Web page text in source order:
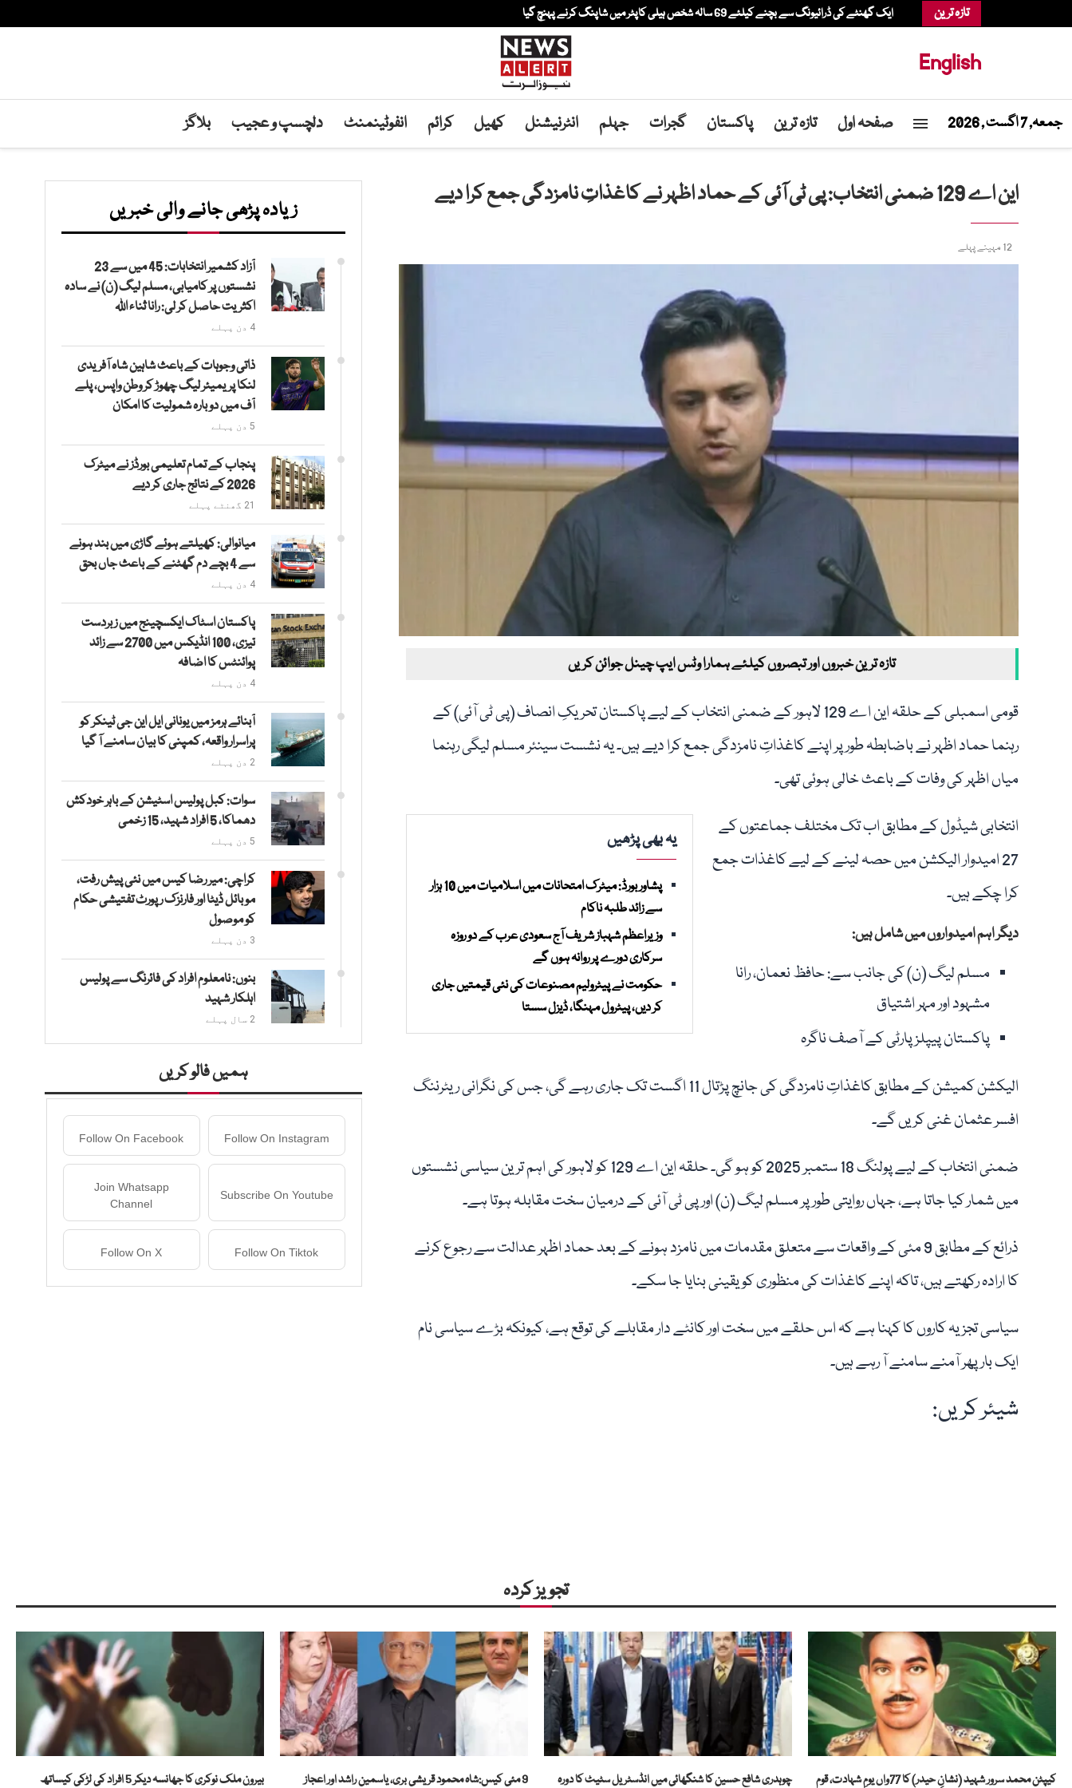
تازہ ترین ایک گھنٹے کی ڈرائیونگ سے بچنے کیلئے 69 سالہ شخص ہیلی کاپٹر میں شاپنگ کرنے پہنچ گیا
English
جمعہ, 7 اگست , 2026 صفحہ اول تازہ ترین پاکستان گجرات جہلم انٹرنیشنل کھیل کرائم انفوٹینمنٹ دلچسپ و عجیب بلاگز
این اے 129 ضمنی انتخاب: پی ٹی آئی کے حماد اظہر نے کاغذاتِ نامزدگی جمع کرا دیے
12 مہینے پہلے
تازہ ترین خبروں اور تبصروں کیلئے ہمارا وٹس ایپ چینل جوائن کریں
قومی اسمبلی کے حلقہ این اے 129 لاہور کے ضمنی انتخاب کے لیے پاکستان تحریکِ انصاف (پی ٹی آئی) کے
رہنما حماد اظہر نے باضابطہ طور پر اپنے کاغذاتِ نامزدگی جمع کرا دیے ہیں۔ یہ نشست سینئر مسلم لیگی رہنما
میاں اظہر کی وفات کے باعث خالی ہوئی تھی۔
یہ بھی پڑھیں
پشاور بورڈ: میٹرک امتحانات میں اسلامیات میں 10 ہزار
سے زائد طلبہ ناکام
وزیراعظم شہباز شریف آج سعودی عرب کے دو روزہ
سرکاری دورے پر روانہ ہوں گے
حکومت نے پیٹرولیم مصنوعات کی نئی قیمتیں جاری
کر دیں، پیٹرول مہنگا، ڈیزل سستا
انتخابی شیڈول کے مطابق اب تک مختلف جماعتوں کے
27 امیدوار الیکشن میں حصہ لینے کے لیے کاغذات جمع
کرا چکے ہیں۔
دیگر اہم امیدواروں میں شامل ہیں:
مسلم لیگ (ن) کی جانب سے: حافظ نعمان، رانا
مشہود اور مہر اشتیاق
پاکستان پیپلز پارٹی کے آصف ناگرہ
الیکشن کمیشن کے مطابق کاغذاتِ نامزدگی کی جانچ پڑتال 11 اگست تک جاری رہے گی، جس کی نگرانی ریٹرننگ
افسر عثمان غنی کریں گے۔
ضمنی انتخاب کے لیے پولنگ 18 ستمبر 2025 کو ہو گی۔ حلقہ این اے 129 کو لاہور کی اہم ترین سیاسی نشستوں
میں شمار کیا جاتا ہے، جہاں روایتی طور پر مسلم لیگ (ن) اور پی ٹی آئی کے درمیان سخت مقابلہ ہوتا ہے۔
ذرائع کے مطابق 9 مئی کے واقعات سے متعلق مقدمات میں نامزد ہونے کے بعد حماد اظہر عدالت سے رجوع کرنے
کا ارادہ رکھتے ہیں، تاکہ اپنے کاغذات کی منظوری کو یقینی بنایا جا سکے۔
سیاسی تجزیہ کاروں کا کہنا ہے کہ اس حلقے میں سخت اور کانٹے دار مقابلے کی توقع ہے، کیونکہ بڑے سیاسی نام
ایک بار پھر آمنے سامنے آ رہے ہیں۔
شیئر کریں:
زیادہ پڑھی جانے والی خبریں
آزاد کشمیر انتخابات: 45 میں سے 23
نشستوں پر کامیابی، مسلم لیگ (ن) نے سادہ
اکثریت حاصل کر لی: رانا ثناء اللہ
4 دن پہلے
ذاتی وجوہات کے باعث شاہین شاہ آفریدی
لنکا پریمیئر لیگ چھوڑ کر وطن واپس، پلے
آف میں دوبارہ شمولیت کا امکان
5 دن پہلے
پنجاب کے تمام تعلیمی بورڈز نے میٹرک
2026 کے نتائج جاری کر دیے
21 گھنٹے پہلے
میانوالی: کھیلتے ہوئے گاڑی میں بند ہونے
سے 4 بچے دم گھٹنے کے باعث جاں بحق
4 دن پہلے
پاکستان اسٹاک ایکسچینج میں زبردست
تیزی، 100 انڈیکس میں 2700 سے زائد
پوائنٹس کا اضافہ
4 دن پہلے
آبنائے ہرمز میں یونانی ایل این جی ٹینکر کو
پراسرار واقعہ، کمپنی کا بیان سامنے آ گیا
2 دن پہلے
سوات: کبل پولیس اسٹیشن کے باہر خودکش
دھماکا، 5 افراد شہید، 15 زخمی
5 دن پہلے
کراچی: میر رضا کیس میں نئی پیش رفت،
موبائل ڈیٹا اور فارنزک رپورٹ تفتیشی حکام
کو موصول
3 دن پہلے
بنوں: نامعلوم افراد کی فائرنگ سے پولیس
اہلکار شہید
2 سال پہلے
ہمیں فالو کریں
Follow On Instagram
Follow On Facebook
Subscribe On Youtube
Join Whatsapp
Channel
Follow On Tiktok
Follow On X
تجویز کردہ
کیپٹن محمد سرور شہید (نشانِ حیدر) کا 77واں یومِ شہادت، قوم
چوہدری شافع حسین کا شنگھائی میں انڈسٹریل سٹیٹ کا دورہ
9 مئی کیس:شاہ محمود قریشی بری، یاسمین راشد اور اعجاز
بیرون ملک نوکری کا جھانسہ دیکر 5 افراد کی لڑکی کیساتھ